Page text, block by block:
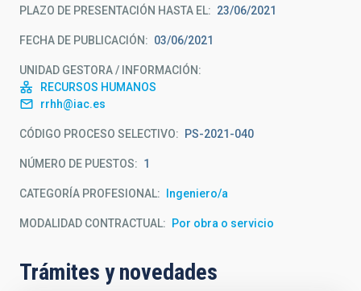
PLAZO DE PRESENTACIÓN HASTA EL 23/06/2021
FECHA DE PUBLICACIÓN 03/06/2021
UNIDAD GESTORA / INFORMACIÓN
RECURSOS HUMANOS
rrhh@iac.es
CÓDIGO PROCESO SELECTIVO PS-2021-040
NÚMERO DE PUESTOS 1
CATEGORÍA PROFESIONAL Ingeniero/a
MODALIDAD CONTRACTUAL Por obra o servicio
Trámites y novedades